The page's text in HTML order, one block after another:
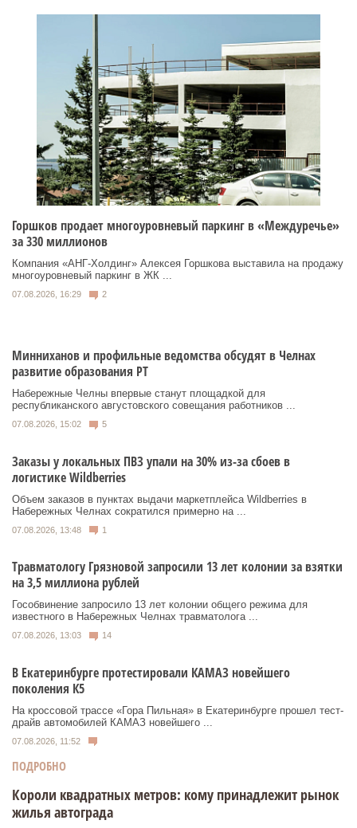
Горшков продает многоуровневый паркинг в «Междуречье»
за 330 миллионов
Компания «АНГ-Холдинг» Алексея Горшкова выставила на продажу
многоуровневый паркинг в ЖК ...
07.08.2026, 16:29 2
Минниханов и профильные ведомства обсудят в Челнах
развитие образования РТ
Набережные Челны впервые станут площадкой для
республиканского августовского совещания работников ...
07.08.2026, 15:02 5
Заказы у локальных ПВЗ упали на 30% из-за сбоев в
логистике Wildberries
Объем заказов в пунктах выдачи маркетплейса Wildberries в
Набережных Челнах сократился примерно на ...
07.08.2026, 13:48 1
Травматологу Грязновой запросили 13 лет колонии за взятки
на 3,5 миллиона рублей
Гособвинение запросило 13 лет колонии общего режима для
известного в Набережных Челнах травматолога ...
07.08.2026, 13:03 14
В Екатеринбурге протестировали КАМАЗ новейшего
поколения К5
На кроссовой трассе «Гора Пильная» в Екатеринбурге прошел тест-
драйв автомобилей КАМАЗ новейшего ...
07.08.2026, 11:52
ПОДРОБНО
Короли квадратных метров: кому принадлежит рынок
жилья автограда